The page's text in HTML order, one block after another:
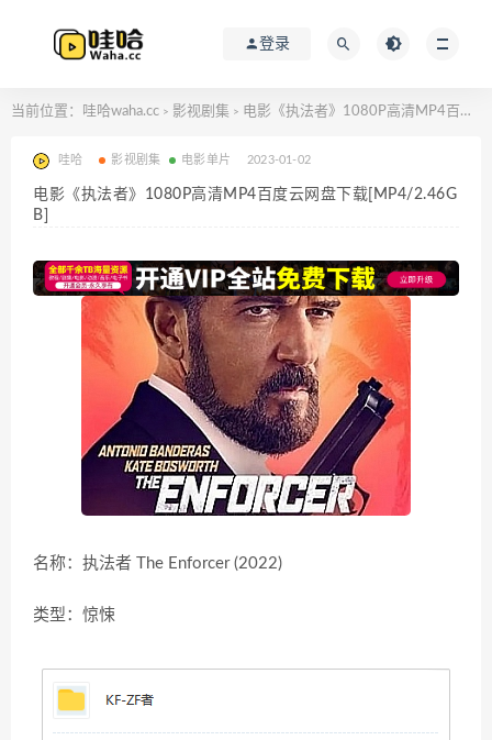
登录
当前位置： 哇哈waha.cc > 影视剧集 > 电影《执法者》1080P高清MP4百度云网盘下载[MP4/2.46GB]
哇哈 影视剧集 电影单片 2023-01-02
电影《执法者》1080P高清MP4百度云网盘下载[MP4/2.46G
B]
名称：执法者 The Enforcer (2022)
类型：惊悚